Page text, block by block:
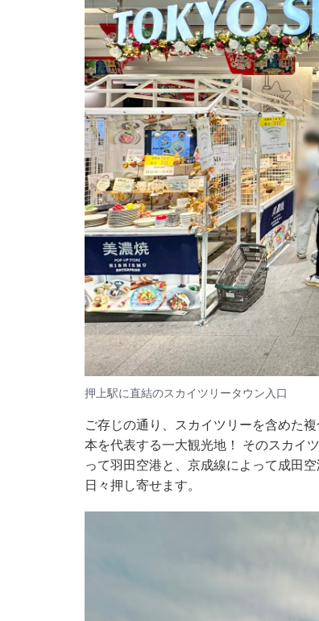
押上駅に直結のスカイツリータウン入口
ご存じの通り、スカイツリーを含めた複
本を代表する一大観光地！ そのスカイ
って羽田空港と、京成線によって成田
日々押し寄せます。